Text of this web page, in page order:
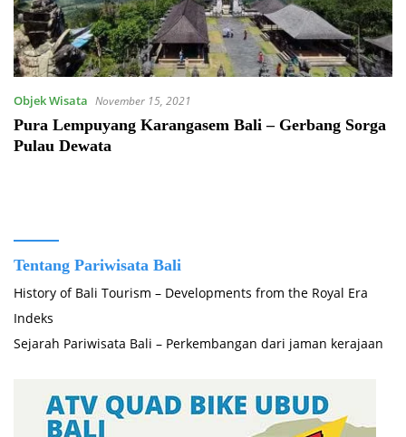
Objek Wisata November 15, 2021
Pura Lempuyang Karangasem Bali – Gerbang Sorga
Pulau Dewata
Tentang Pariwisata Bali
History of Bali Tourism – Developments from the Royal Era
Indeks
Sejarah Pariwisata Bali – Perkembangan dari jaman kerajaan